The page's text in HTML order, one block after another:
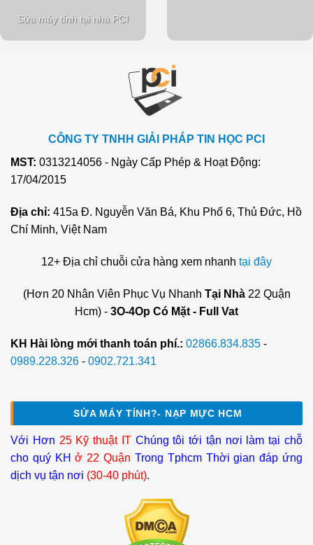
Sửa máy tính tại nhà PCI
CÔNG TY TNHH GIẢI PHÁP TIN HỌC PCI
MST: 0313214056 - Ngày Cấp Phép & Hoạt Động:
17/04/2015
Địa chỉ: 415a Đ. Nguyễn Văn Bá, Khu Phố 6, Thủ Đức, Hồ
Chí Minh, Việt Nam
12+ Địa chỉ chuỗi cửa hàng xem nhanh tại đây
(Hơn 20 Nhân Viên Phục Vụ Nhanh Tại Nhà22 Quận
Hcm) - 3O-4Op Có Mặt - Full Vat
KH Hài lòng mới thanh toán phí.: 02866.834.835 -
0989.228.326 - 0902.721.341
SỬA MÁY TÍNH?- NẠP MỰC HCM
Với Hơn 25 Kỹ thuật ITChúng tôi tới tận nơi làm tại chỗ
cho quý KHở 22 Quận Trong Tphcm Thời gian đáp ứng
dịch vụ tận nơi (30-40 phút).